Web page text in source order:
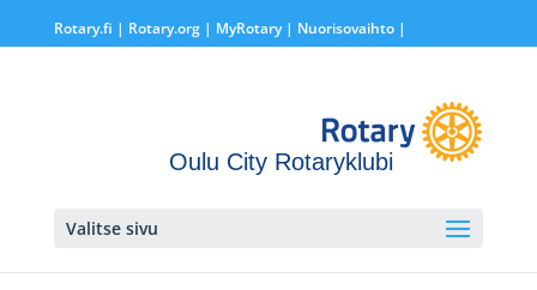
Rotary.fi | Rotary.org| MyRotary | Nuorisovaihto|
Oulu City Rotaryklubi
Valitse sivu